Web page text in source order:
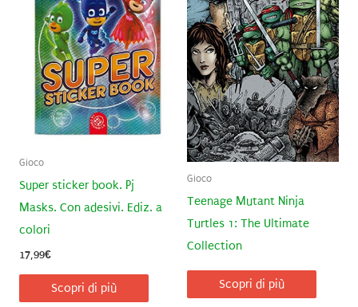
Gioco
Super sticker book. Pj
Masks. Con adesivi. Ediz. a
colori
17,99€
Scopri di più
Gioco
Teenage Mutant Ninja
Turtles 1: The Ultimate
Collection
Scopri di più